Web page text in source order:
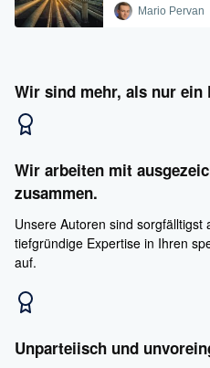
Mario Pervan
Wir sind mehr, als nur ein
Wir arbeiten mit
zusammen.
Unsere Autoren sind
tiefgründige Expertise in Ihren
auf.
Unparteiisch und